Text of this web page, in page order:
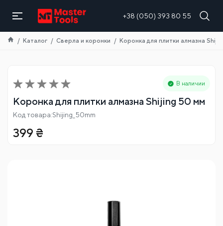
+38 (050) 393 80 55
RU
Каталог Сверла и коронки Коронка для плитки алмазна
В наличии
Коронка для плитки алмазна Shijing 50 мм
Код товара:Shijing_50mm
399 ₴